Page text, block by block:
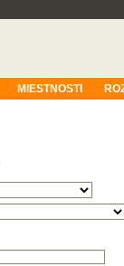
MIESTNOSTI